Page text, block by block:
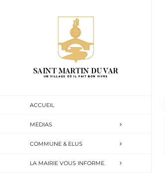
ACCUEIL
MEDIAS
COMMUNE & ELUS
LA MAIRIE VOUS INFORME